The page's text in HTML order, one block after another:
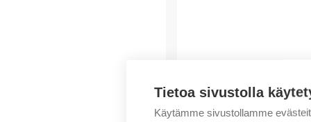
Tietoa sivustolla
Käytämme sivustollamme